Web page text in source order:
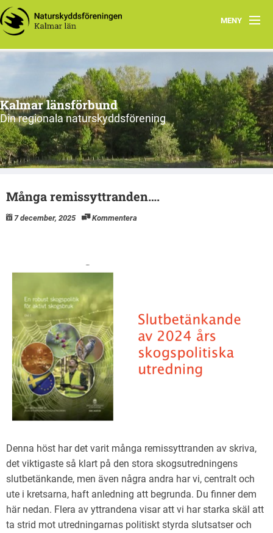
MENY
Hem
Om oss och vår förening
Styrelsen 2026
Protokoll
Natur i Kalmar län
Kalmar länsförbund
Din regionala naturskyddsförening
Många remissyttranden….
7 december, 2025 Kommentera
Denna höst har det varit många remissyttranden av skriva,
det viktigaste så klart på den stora skogsutredningens
slutbetänkande, men även några andra har vi, centralt och
ute i kretsarna, haft anledning att begrunda. Du finner dem
här nedan. Flera av yttrandena visar att vi har starka skäl att
ta strid mot utredningarnas politiskt styrda slutsatser och